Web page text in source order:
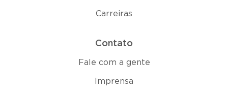
Carreiras
Contato
Fale com a gente
Imprensa